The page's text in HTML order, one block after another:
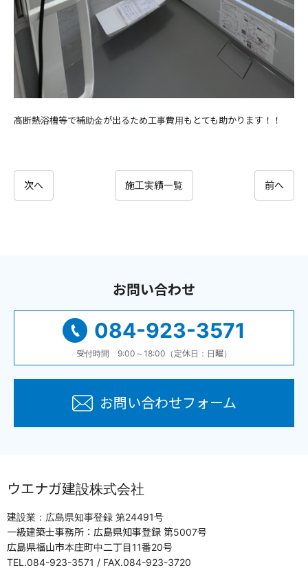
高断熱浴槽等で補助金が出るため工事費用もとても助かります！！
前へ
施工実績一覧
次へ
お問い合わせ
084-923-3571
受付時間 9:00～18:00（定休日：日曜）
お問い合わせフォーム
ウエナガ建設株式会社
建設業：広島県知事登録 第24491号
一級建築士事務所：広島県知事登録 第5007号
広島県福山市本庄町中二丁目11番20号
TEL.084-923-3571 / FAX.084-923-3720